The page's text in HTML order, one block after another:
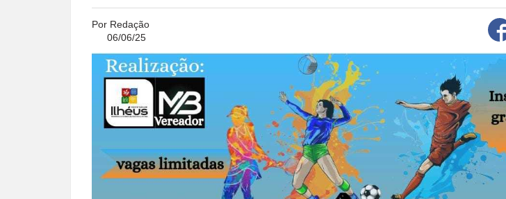
Por Redação
06/06/25